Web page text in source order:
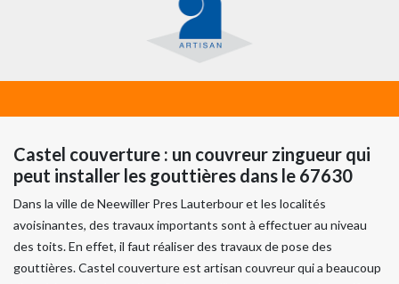
Castel couverture : un couvreur zingueur qui
peut installer les gouttières dans le 67630
Dans la ville de Neewiller Pres Lauterbour et les localités
avoisinantes, des travaux importants sont à effectuer au niveau
des toits. En effet, il faut réaliser des travaux de pose des
gouttières. Castel couverture est artisan couvreur qui a beaucoup